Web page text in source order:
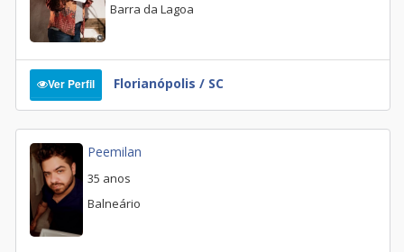
Barra da Lagoa
Ver Perfil Florianópolis / SC
Peemilan
35 anos
Balneário